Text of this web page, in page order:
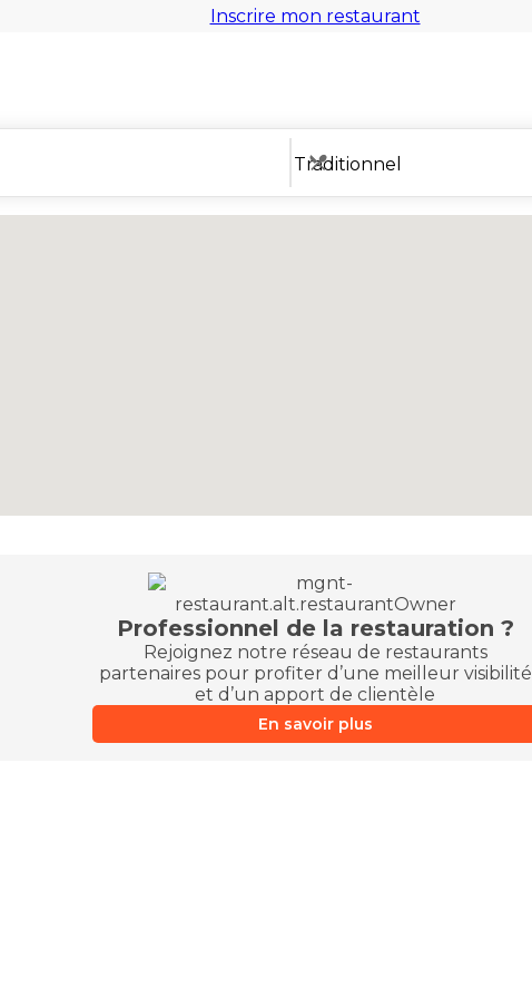
Inscrire mon restaurant
Professionnel de la restauration ?
Rejoignez notre réseau de restaurants
partenaires pour profiter d’une meilleur visibilité
et d’un apport de clientèle
En savoir plus